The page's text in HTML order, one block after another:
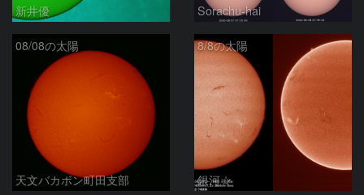
新井優 Sorachu-hai
08/08の太陽
天文バカボン町田支部
8/8の太陽
銀河☆